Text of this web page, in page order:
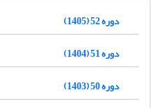
دوره 52 (1405)
دوره 51 (1404)
دوره 50 (1403)